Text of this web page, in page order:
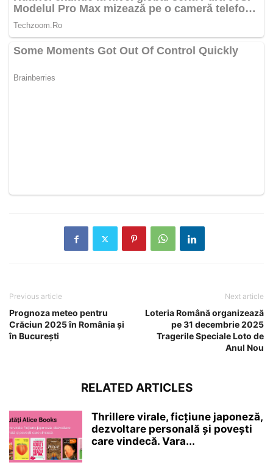
Previous article
Prognoza meteo pentru
Crăciun 2025 în România și
în București
Next article
Loteria Română organizează
pe 31 decembrie 2025
Tragerile Speciale Loto de
Anul Nou
RELATED ARTICLES
Thrillere virale, ficțiune japoneză,
dezvoltare personală și povești
care vindecă. Vara...